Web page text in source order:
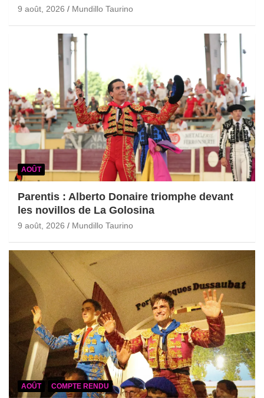
9 août, 2026 Mundillo Taurino
AOÛT
Parentis : Alberto Donaire triomphe devant
les novillos de La Golosina
9 août, 2026 Mundillo Taurino
AOÛT COMPTE RENDU